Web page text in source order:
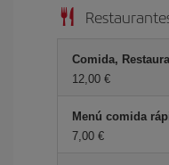
Comida,
12,00 €
Menú comida
7,00 €